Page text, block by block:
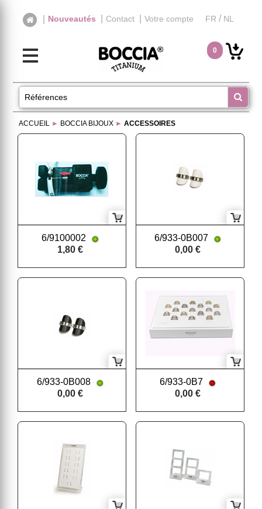
Nouveautés Contact Votre compte FR / NL
0
ACCUEIL ► BOCCIA BIJOUX ► ACCESSOIRES
6/9100002
1,80 €
6/933-0B007
0,00 €
6/933-0B008
0,00 €
6/933-0B7
0,00 €